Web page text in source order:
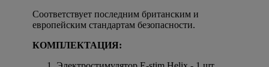
Соответствует последним британским и
европейским стандартам безопасности.
КОМПЛЕКТАЦИЯ: